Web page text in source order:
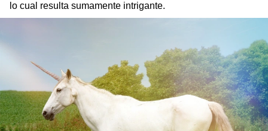
lo cual resulta sumamente intrigante.